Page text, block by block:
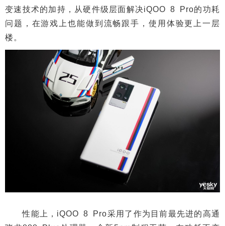
变速技术的加持，从硬件级层面解决iQOO 8 Pro的功耗
问题，在游戏上也能做到流畅跟手，使用体验更上一层
楼。
性能上，iQOO 8 Pro采用了作为目前最先进的高通